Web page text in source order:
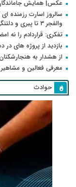
عکس| همایش
سالروز اسارت رزمنده
والفجر ۳ تا پیری و دلتنگی برای رفقای شهید
تفکری: قراردادم را نه
بازدید از پروژه های
از هشدار به
معرفی فعالین و
حوادث